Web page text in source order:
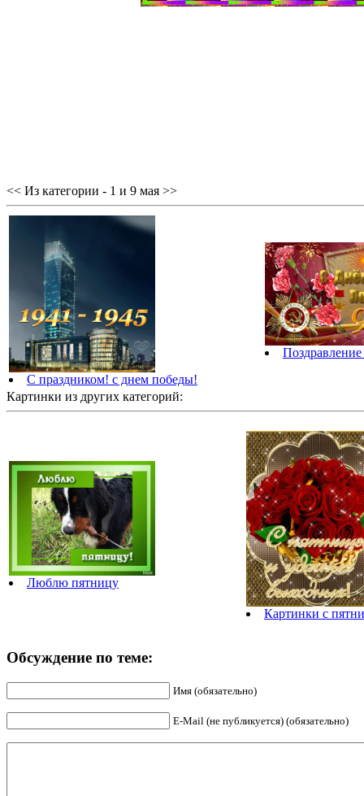
<< Из категории - 1 и 9 мая >>
C праздником! с днем победы!
Поздравление
Картинки из других категорий:
Люблю пятницу
Картинки с
Обсуждение по теме:
Имя (обязательно)
E-Mail (не публикуется) (обязательно)